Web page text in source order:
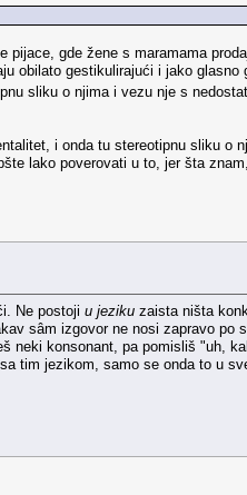
gde žene s maramama
obilato gestikulirajući i jako
sliku o njima i vezu nje s
i onda tu stereotipnu sliku o
lako poverovati u to, jer šta
Ne postoji u jeziku zaista ništa
sâm izgovor ne nosi zapravo po
konsonant, pa pomisliš "uh,
tim jezikom, samo se onda to u